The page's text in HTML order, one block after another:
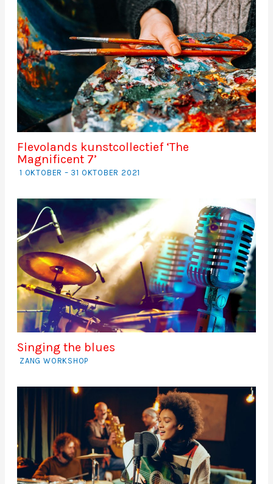
Flevolands kunstcollectief ‘The
Magnificent 7’
1 OKTOBER – 31 OKTOBER 2021
Singing the blues
ZANG WORKSHOP